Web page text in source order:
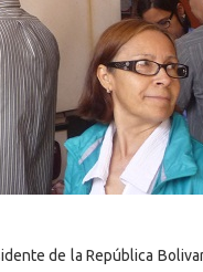
de la República